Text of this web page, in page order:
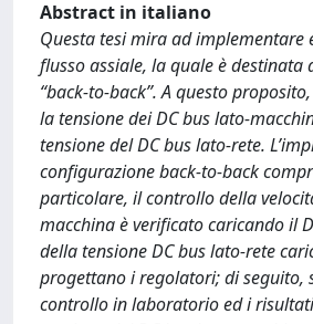
Abstract in italiano
Questa tesi mira ad
flusso assiale, la quale è
“back-to-back”. A questo
la tensione dei DC bus lato-
tensione del DC bus lato-rete.
configurazione back-to-back
particolare, il controllo della
macchina è verificato caricando il
della tensione DC bus lato-rete
progettano i regolatori; di seguito,
controllo in laboratorio ed i